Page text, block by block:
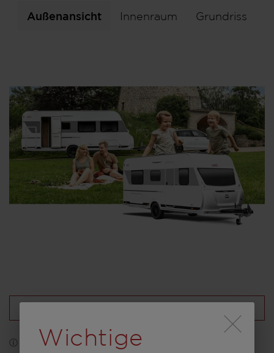
Außenansicht Innenraum Grundriss
*Abbildung kann zum Teil Sonderausstattung enthalten
Durch Scrolling
Wichtige